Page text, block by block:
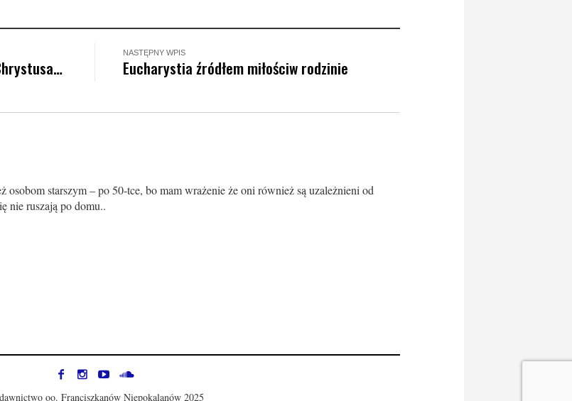
NASTĘPNY WPIS
Eucharystia źródłem miłościw rodzinie
osobom starszym – po 50-tce, bo mam wrażenie że oni również są uzależnieni od
nie ruszają po domu..
oo. Franciszkanów Niepokalanów 2025